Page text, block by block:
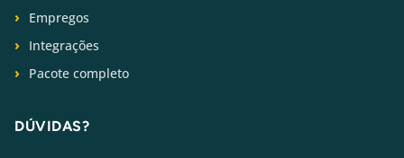
Empregos
Integrações
Pacote completo
DÚVIDAS?